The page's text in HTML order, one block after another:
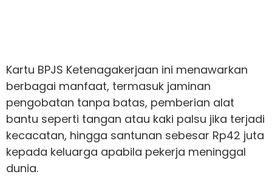
Kartu BPJS Ketenagakerjaan ini menawarkan
berbagai manfaat, termasuk jaminan
pengobatan tanpa batas, pemberian alat
bantu seperti tangan atau kaki palsu jika terjadi
kecacatan, hingga santunan sebesar Rp42 juta
kepada keluarga apabila pekerja meninggal
dunia.